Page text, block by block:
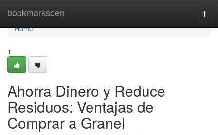
bookmarksden
Home
Home
1
Ahorra Dinero y Reduce
Residuos: Ventajas de
Comprar a Granel